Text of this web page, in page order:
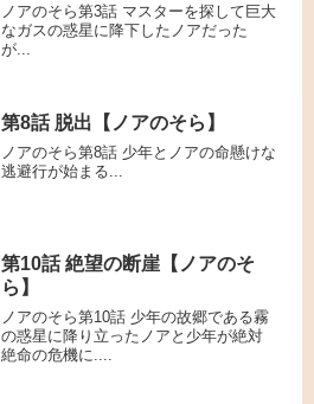
ノアのそら第3話 マスターを探して巨大
なガスの惑星に降下したノアだった
が...
第8話 脱出【ノアのそら】
ノアのそら第8話 少年とノアの命懸けな
逃避行が始まる...
第10話 絶望の断崖【ノアのそ
ら】
ノアのそら第10話 少年の故郷である霧
の惑星に降り立ったノアと少年が絶対
絶命の危機に....